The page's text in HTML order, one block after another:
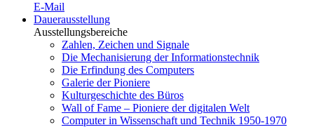
E-Mail
Dauerausstellung
Ausstellungsbereiche
Zahlen, Zeichen und Signale
Die Mechanisierung der Informationstechnik
Die Erfindung des Computers
Galerie der Pioniere
Kulturgeschichte des Büros
Wall of Fame – Pioniere der digitalen Welt
Computer in Wissenschaft und Technik 1950-1970